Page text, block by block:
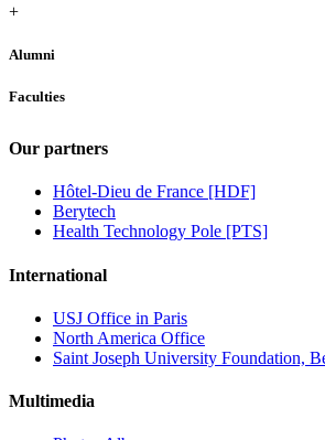
+
Alumni
Faculties
Our partners
Hôtel-Dieu de France [HDF]
Berytech
Health Technology Pole [PTS]
International
USJ Office in Paris
North America Office
Saint Joseph University Foundation,
Multimedia